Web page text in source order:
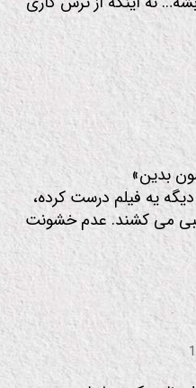
بدین»
یه فیلم درست کرده،
لیبی می کشند. عدم خشونت